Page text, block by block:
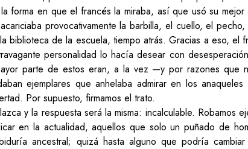
forma en que el francés la miraba, así que usó su mejor
provocativamente la barbilla, el cuello, el
biblioteca de la escuela, tiempo atrás. Gracias a eso, el
personalidad lo hacía desear con
parte de estos eran, a la vez —y por razones que
ejemplares que anhelaba admirar en los
Por supuesto, firmamos el trato.
y la respuesta será la misma: incalculable. Robamos
en la actualidad, aquellos que solo un puñado de
ancestral; quizá hasta alguno que podría